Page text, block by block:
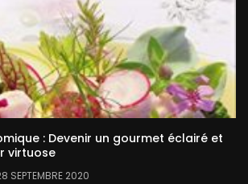
: Devenir un gourmet éclairé et
virtuose
SEPTEMBRE 2020